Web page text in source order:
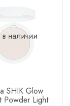
наличии
SHIK Glow
Powder Light